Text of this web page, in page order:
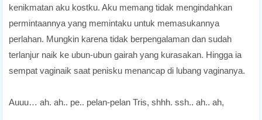
kenikmatan aku kostku. Aku memang tidak mengindahkan
permintaannya yang memintaku untuk memasukannya
perlahan. Mungkin karena tidak berpengalaman dan sudah
terlanjur naik ke ubun-ubun gairah yang kurasakan. Hingga ia
sempat vaginaik saat penisku menancap di lubang vaginanya.
Auuu… ah. ah.. pe.. pelan-pelan Tris, shhh. ssh.. ah.. ah,